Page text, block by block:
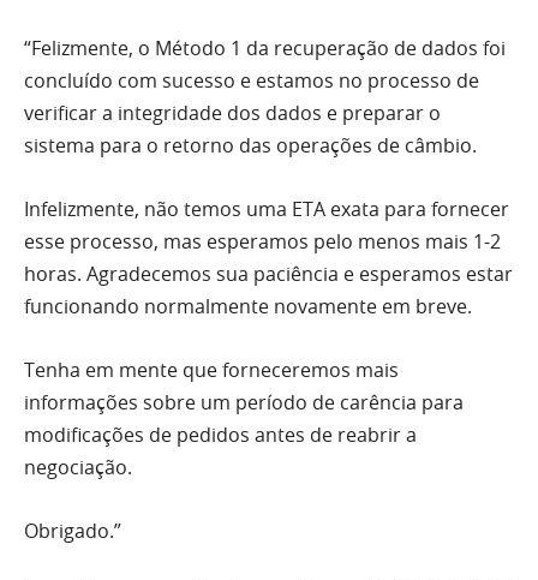
“Felizmente, o Método 1 da recuperação de dados foi
concluído com sucesso e estamos no processo de
verificar a integridade dos dados e preparar o
sistema para o retorno das operações de câmbio.
Infelizmente, não temos uma ETA exata para fornecer
esse processo, mas esperamos pelo menos mais 1-2
horas. Agradecemos sua paciência e esperamos estar
funcionando normalmente novamente em breve.
Tenha em mente que forneceremos mais
informações sobre um período de carência para
modificações de pedidos antes de reabrir a
negociação.
Obrigado.”